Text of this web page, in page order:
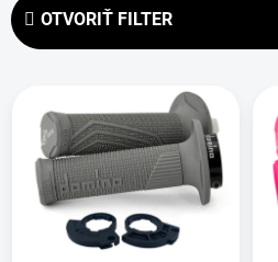
n
OTVORIŤ FILTER